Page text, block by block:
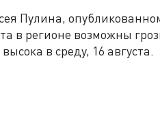
Пулина,
в регионе возможны
в среду, 16 августа.